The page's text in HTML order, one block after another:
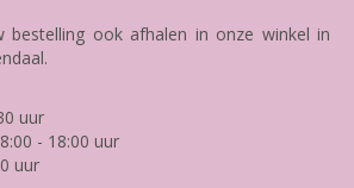
bestelling ook afhalen in onze winkel in
uur
- 18:00 uur
uur